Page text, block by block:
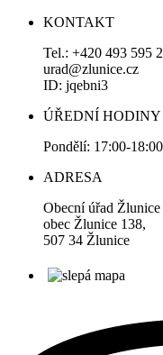
KONTAKT
Tel.: +420 493 595
urad@zlunice.cz
ID: jqebni3
ÚŘEDNÍ HODINY
Pondělí: 17:00-18:00
ADRESA
Obecní úřad Žlunice
obec Žlunice 138,
507 34 Žlunice